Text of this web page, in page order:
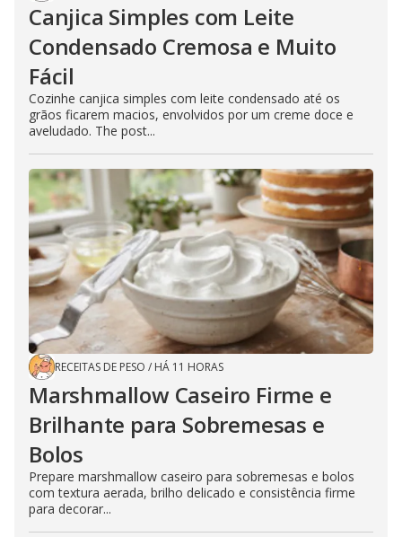
Canjica Simples com Leite
Condensado Cremosa e Muito
Fácil
Cozinhe canjica simples com leite condensado até os
grãos ficarem macios, envolvidos por um creme doce e
aveludado. The post...
RECEITAS DE PESO / HÁ 11 HORAS
Marshmallow Caseiro Firme e
Brilhante para Sobremesas e
Bolos
Prepare marshmallow caseiro para sobremesas e bolos
com textura aerada, brilho delicado e consistência firme
para decorar...